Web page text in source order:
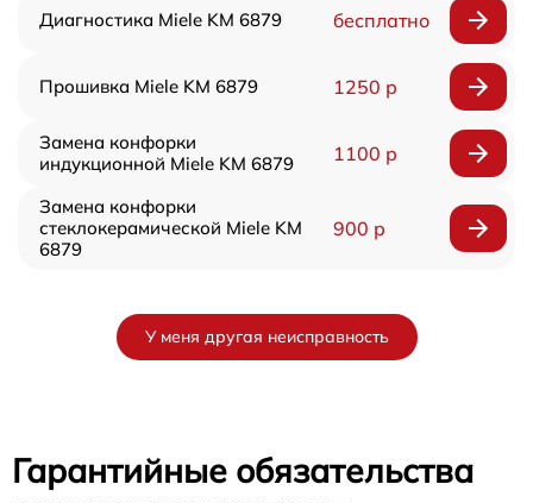
Диагностика Miele KM 6879 бесплатно
Прошивка Miele KM 6879 1250 р
Замена конфорки
индукционной Miele KM 6879
1100 р
Замена конфорки
стеклокерамической Miele KM
6879
900 р
У меня другая неисправность
Гарантийные обязательства